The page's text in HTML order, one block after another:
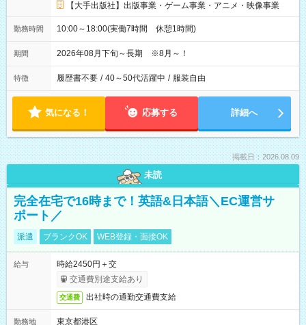
【大手出版社】出版事業・ゲーム事業・アニメ・映像事業
勤務時間 10:00～18:00(実働7時間 休憩1時間)
期間 2026年08月下旬～長期 ※8月～！
特徴 履歴書不要 / 40～50代活躍中 / 服装自由
気になる！ 応募する 詳細へ
掲載日：2026.08.09
未読
完全在宅で16時まで！英語&日本語＼EC運営サ
ポート／
派遣 ブランクOK WEB登録・面接OK
給与
時給2450円＋交
交通費別途支給あり
交通費 出社時の通勤交通費支給
勤務地 東京都港区